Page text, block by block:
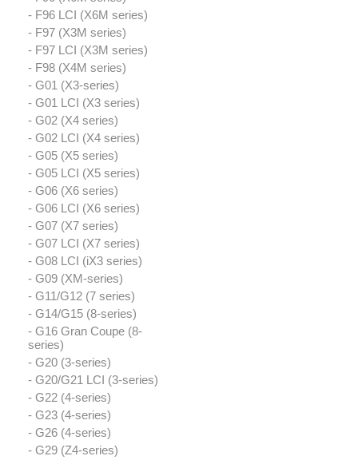
- F96 LCI (X6M series)
- F97 (X3M series)
- F97 LCI (X3M series)
- F98 (X4M series)
- G01 (X3-series)
- G01 LCI (X3 series)
- G02 (X4 series)
- G02 LCI (X4 series)
- G05 (X5 series)
- G05 LCI (X5 series)
- G06 (X6 series)
- G06 LCI (X6 series)
- G07 (X7 series)
- G07 LCI (X7 series)
- G08 LCI (iX3 series)
- G09 (XM-series)
- G11/G12 (7 series)
- G14/G15 (8-series)
- G16 Gran Coupe (8-
series)
- G20 (3-series)
- G20/G21 LCI (3-series)
- G22 (4-series)
- G23 (4-series)
- G26 (4-series)
- G29 (Z4-series)